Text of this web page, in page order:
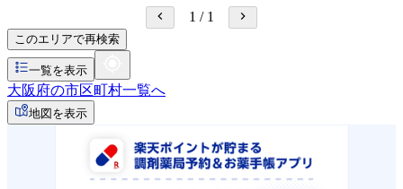
1 / 1
このエリアで再検索
一覧を表示
大阪府の市区町村一覧へ
地図を表示